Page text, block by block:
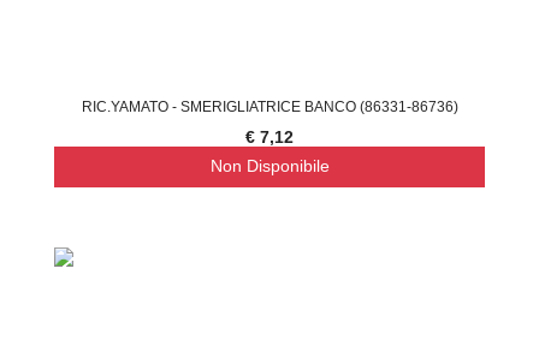
RIC.YAMATO - SMERIGLIATRICE BANCO (86331-86736)
€ 7,12
Non Disponibile